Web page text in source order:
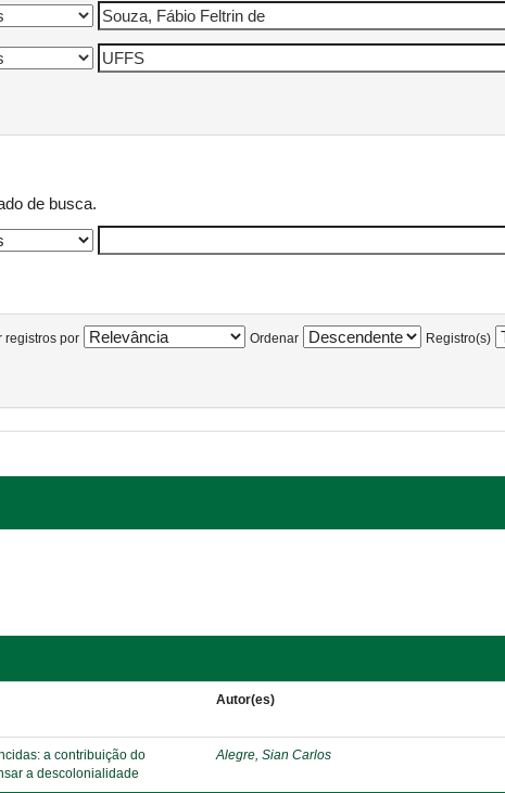
de busca.
registros por Ordenar Registro(s)
Autor(es)
a contribuição do
a descolonialidade
Alegre, Sian Carlos